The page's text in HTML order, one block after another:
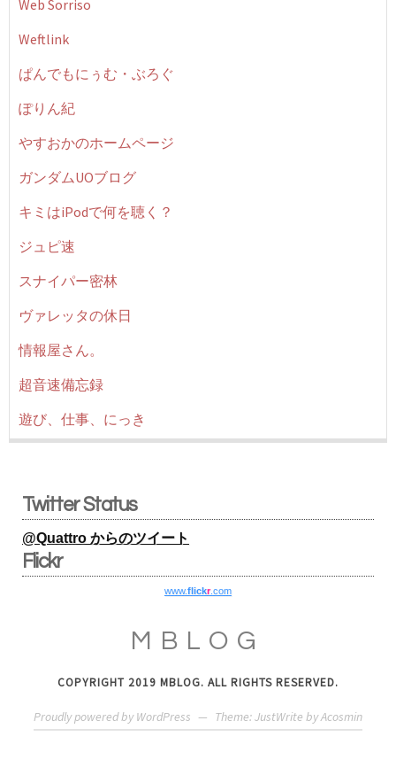
Web Sorriso
Weftlink
ぱんでもにぅむ・ぶろぐ
ぽりん紀
やすおかのホームページ
ガンダムUOブログ
キミはiPodで何を聴く？
ジュピ速
スナイパー密林
ヴァレッタの休日
情報屋さん。
超音速備忘録
遊び、仕事、にっき
Twitter Status
@Quattro からのツイート
Flickr
www.flickr.com
MBLOG
COPYRIGHT 2019 MBLOG. ALL RIGHTS RESERVED.
Proudly powered by WordPress — Theme: JustWrite byAcosmin